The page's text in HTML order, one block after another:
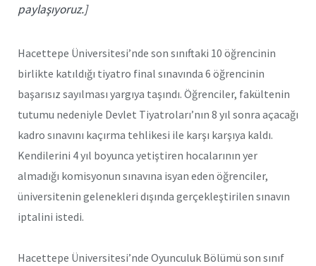
paylaşıyoruz.]
Hacettepe Üniversitesi’nde son sınıftaki 10 öğrencinin
birlikte katıldığı tiyatro final sınavında 6 öğrencinin
başarısız sayılması yargıya taşındı. Öğrenciler, fakültenin
tutumu nedeniyle Devlet Tiyatroları’nın 8 yıl sonra açacağı
kadro sınavını kaçırma tehlikesi ile karşı karşıya kaldı.
Kendilerini 4 yıl boyunca yetiştiren hocalarının yer
almadığı komisyonun sınavına isyan eden öğrenciler,
üniversitenin gelenekleri dışında gerçekleştirilen sınavın
iptalini istedi.
Hacettepe Üniversitesi’nde Oyunculuk Bölümü son sınıf